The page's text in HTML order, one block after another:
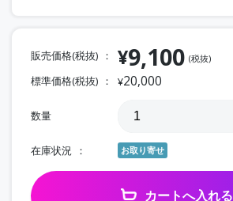
販売価格(税抜) ¥9,100 (税抜)
標準価格(税抜) ¥20,000
数量
在庫状況 お取り寄せ
カートへ入れる